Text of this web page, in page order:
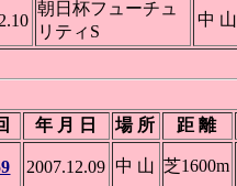
朝日杯フューチュ
リティS
中 山
年 月 日 場 所 距 離
2007.12.09 中 山 芝1600m